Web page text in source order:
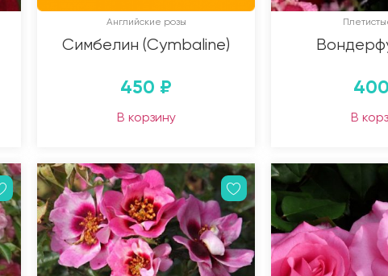
Английские розы
Симбелин (Cymbaline)
450 ₽
В корзину
400
В